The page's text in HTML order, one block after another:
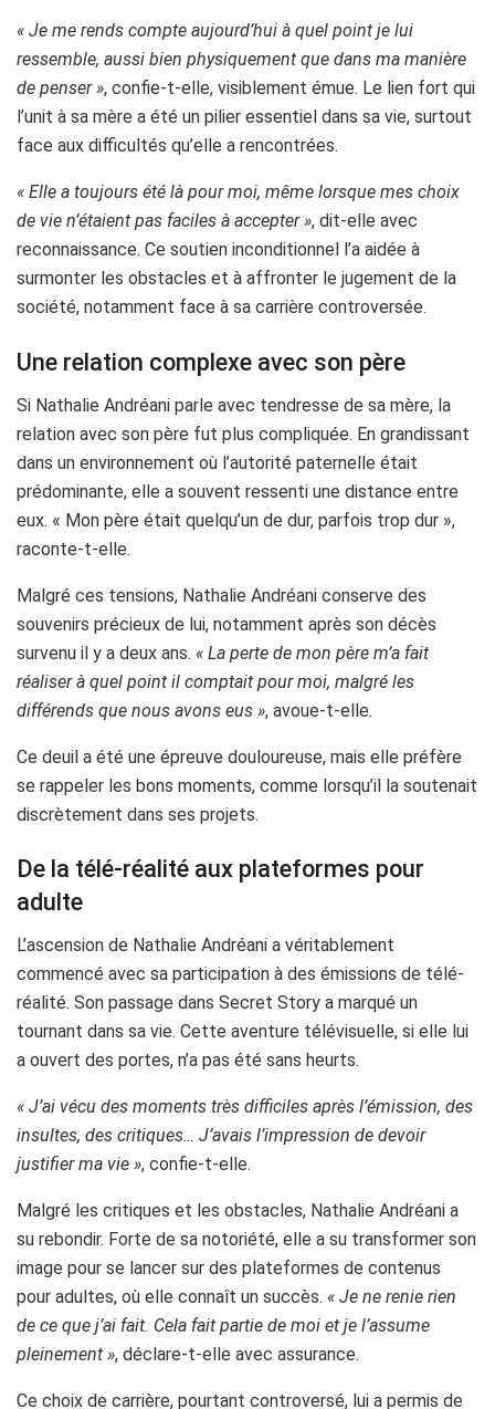
« Je me rends compte aujourd’hui à quel point je lui
ressemble, aussi bien physiquement que dans ma manière
de penser », confie-t-elle, visiblement émue. Le lien fort qui
l’unit à sa mère a été un pilier essentiel dans sa vie, surtout
face aux difficultés qu’elle a rencontrées.
« Elle a toujours été là pour moi, même lorsque mes choix
de vie n’étaient pas faciles à accepter », dit-elle avec
reconnaissance. Ce soutien inconditionnel l’a aidée à
surmonter les obstacles et à affronter le jugement de la
société, notamment face à sa carrière controversée.
Une relation complexe avec son père
Si Nathalie Andréani parle avec tendresse de sa mère, la
relation avec son père fut plus compliquée. En grandissant
dans un environnement où l’autorité paternelle était
prédominante, elle a souvent ressenti une distance entre
eux. « Mon père était quelqu’un de dur, parfois trop dur »,
raconte-t-elle.
Malgré ces tensions, Nathalie Andréani conserve des
souvenirs précieux de lui, notamment après son décès
survenu il y a deux ans. « La perte de mon père m’a fait
réaliser à quel point il comptait pour moi, malgré les
différends que nous avons eus », avoue-t-elle.
Ce deuil a été une épreuve douloureuse, mais elle préfère
se rappeler les bons moments, comme lorsqu’il la soutenait
discrètement dans ses projets.
De la télé-réalité aux plateformes pour
adulte
L’ascension de Nathalie Andréani a véritablement
commencé avec sa participation à des émissions de télé-
réalité. Son passage dans Secret Story a marqué un
tournant dans sa vie. Cette aventure télévisuelle, si elle lui
a ouvert des portes, n’a pas été sans heurts.
« J’ai vécu des moments très difficiles après l’émission, des
insultes, des critiques… J’avais l’impression de devoir
justifier ma vie », confie-t-elle.
Malgré les critiques et les obstacles, Nathalie Andréani a
su rebondir. Forte de sa notoriété, elle a su transformer son
image pour se lancer sur des plateformes de contenus
pour adultes, où elle connaît un succès. « Je ne renie rien
de ce que j’ai fait. Cela fait partie de moi et je l’assume
pleinement », déclare-t-elle avec assurance.
Ce choix de carrière, pourtant controversé, lui a permis de